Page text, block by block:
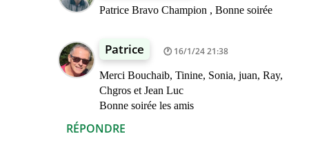
RÉPONDRE
Patrice Bravo Champion , Bonne soirée
Patrice 16/1/24 21:38
Merci Bouchaib, Tinine, Sonia, juan, Ray,
Chgros et Jean Luc
Bonne soirée les amis